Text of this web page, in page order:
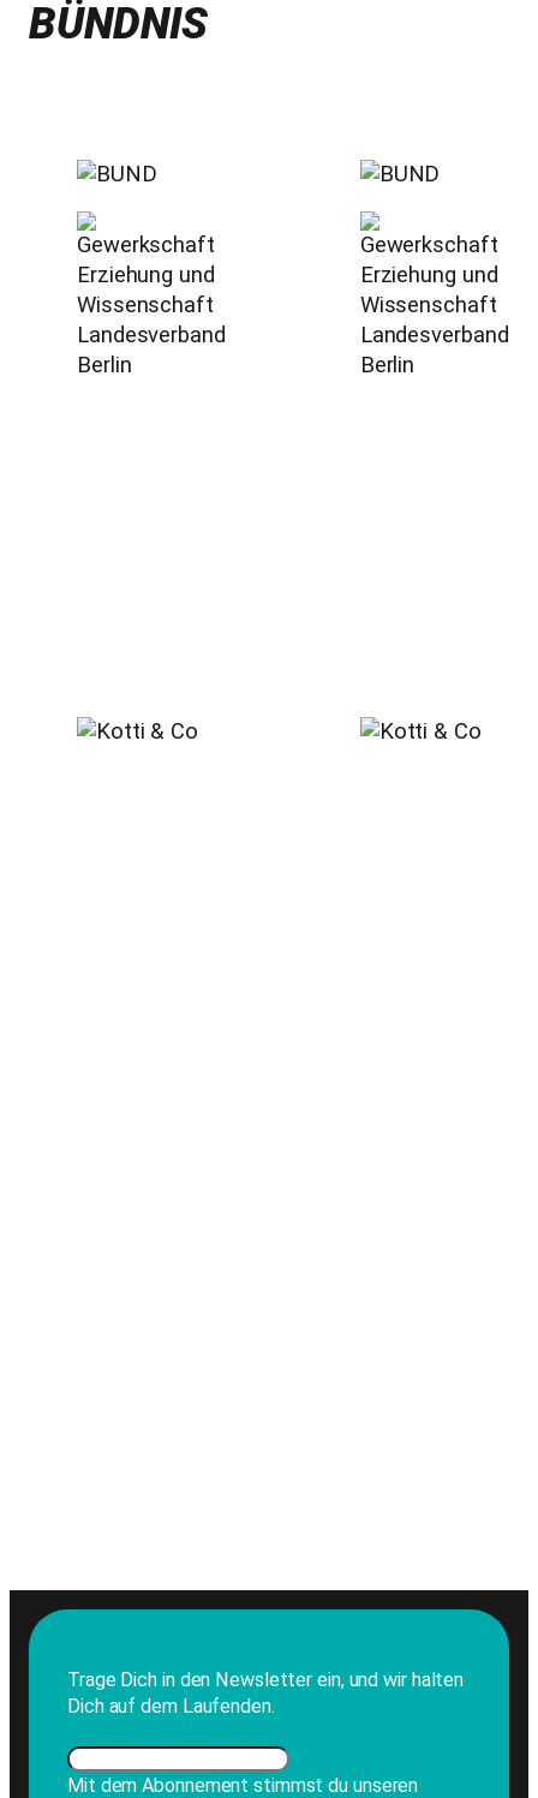
BÜNDNIS
Trage Dich in den Newsletter ein, und wir halten
Dich auf dem Laufenden.
Mit dem Abonnement stimmst du unseren